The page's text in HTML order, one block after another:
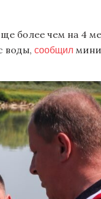
более чем на 4
воды, сообщил